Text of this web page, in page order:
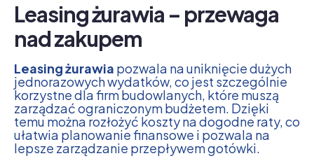
Leasing żurawia – przewaga
nad zakupem
Leasing żurawia pozwala na uniknięcie dużych
jednorazowych wydatków, co jest szczególnie
korzystne dla firm budowlanych, które muszą
zarządzać ograniczonym budżetem. Dzięki
temu można rozłożyć koszty na dogodne raty, co
ułatwia planowanie finansowe i pozwala na
lepsze zarządzanie przepływem gotówki.